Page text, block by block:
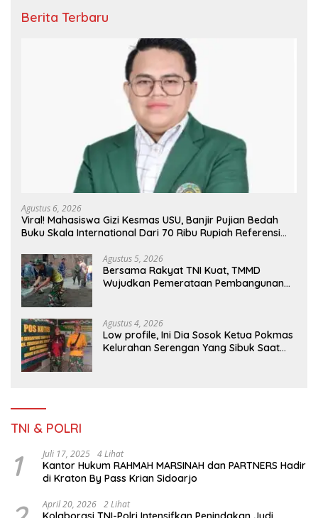
Berita Terbaru
Agustus 6, 2026
Viral! Mahasiswa Gizi Kesmas USU, Banjir Pujian Bedah
Buku Skala International Dari 70 Ribu Rupiah Referensi
Agustus 5, 2026
Bersama Rakyat TNI Kuat, TMMD
Wujudkan Pemerataan Pembangunan
Agustus 4, 2026
Low profile, Ini Dia Sosok Ketua Pokmas
Kelurahan Serengan Yang Sibuk Saat
TNI & POLRI
1 Juli 17, 2025 4 Lihat
Kantor Hukum RAHMAH MARSINAH dan PARTNERS Hadir
di Kraton By Pass Krian Sidoarjo
April 20, 2026 2 Lihat